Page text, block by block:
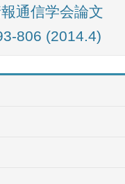
通信学会論文
806 (2014.4)